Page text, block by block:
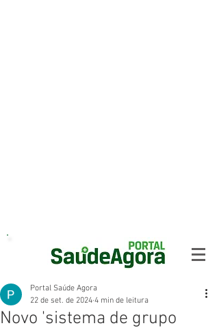
Novo 'sistema de grupo
Portal Saúde Agora
22 de set. de 2024 4 min de leitura